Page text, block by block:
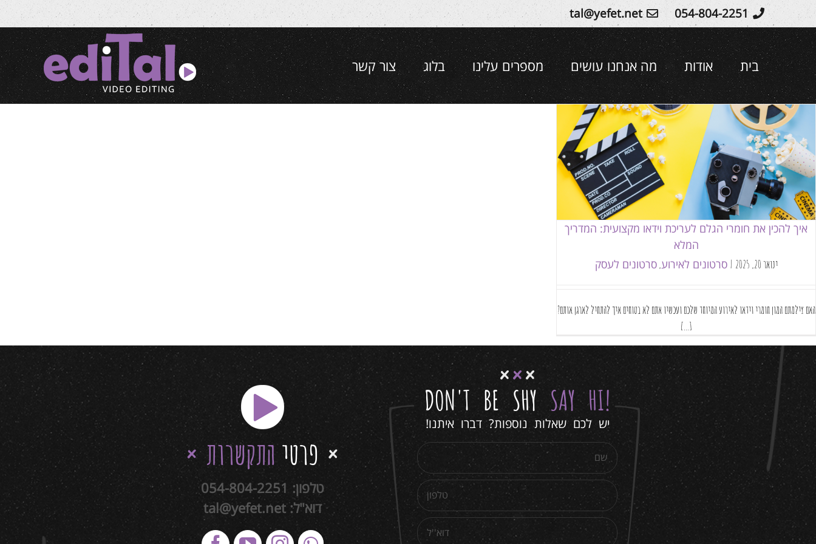
Skip
to
content
054-804-2251
tal@yefet.net
בית אודות מה אנחנו עושים מספרים עלינו בלוג צור קשר
איך להכין את חומרי הגלם לעריכת וידאו
מקצועית: המדריך המלא
סרטונים לאירוע
סרטונים לעסק
איך להכין את חומרי הגלם לעריכת וידאו מקצועית: המדריך
המלא
ינואר 20, 2025 | סרטונים לאירוע,סרטונים לעסק
האם צילמתם המון חומרי וידאו לאירוע המיוחד שלכם ועכשיו אתם לא בטוחים איך להתחיל לארגן אותם?
[...]
!
DON'T BE SHY SAY HI
יש לכם שאלות נוספות? דברו איתנו!
פרטיהתקשרות
טלפון: 054-804-2251
דוא"ל:tal@yefet.net